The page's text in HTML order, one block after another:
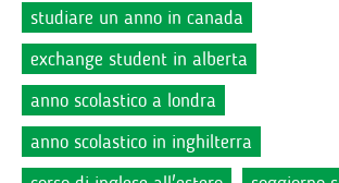
studiare un anno in canada
exchange student in alberta
anno scolastico a londra
anno scolastico in inghilterra